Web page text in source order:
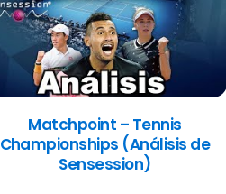
Matchpoint – Tennis
Championships (Análisis de
Sensession)